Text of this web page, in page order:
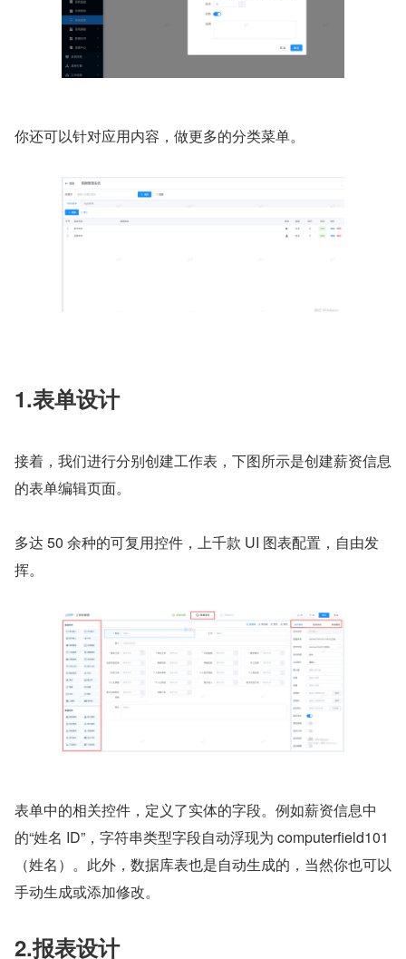
​你还可以针对应用内容，做更多的分类菜单。
1.表单设计
接着，我们进行分别创建工作表，下图所示是创建薪资信息
的表单编辑页面。
多达 50 余种的可复用控件，上千款 UI 图表配置，自由发
挥。
表单中的相关控件，定义了实体的字段。例如薪资信息中
的“姓名 ID”，字符串类型字段自动浮现为 computerfield101
（姓名）。此外，数据库表也是自动生成的，当然你也可以
手动生成或添加修改。
2.报表设计